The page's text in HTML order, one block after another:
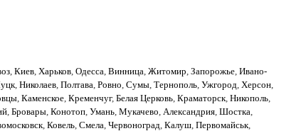
, Киев, Харьков, Одесса, Винница, Житомир, Запорожье, Ивано-
, Николаев, Полтава, Ровно, Сумы, Тернополь, Ужгород, Херсон,
, Каменское, Кременчуг, Белая Церковь, Краматорск, Никополь,
, Бровары, Конотоп, Умань, Мукачево, Александрия, Шостка,
, Ковель, Смела, Червоноград, Калуш, Первомайськ,